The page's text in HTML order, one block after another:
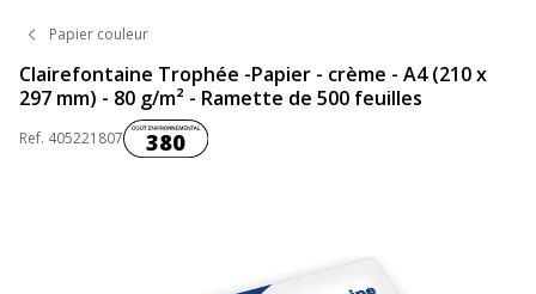
Papier couleur
Clairefontaine Trophée -Papier - crème - A4 (210 x
297 mm) - 80 g/m² - Ramette de 500 feuilles
Ref. 405221807Coût environnemental :
380